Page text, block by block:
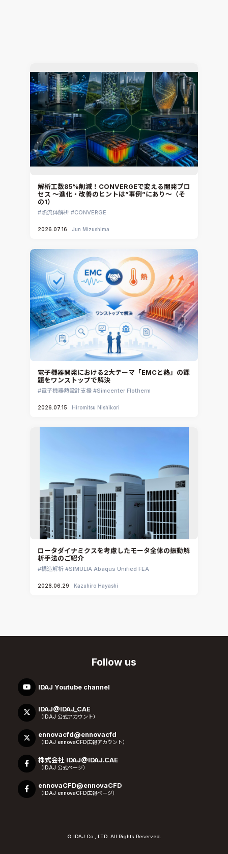
解析工数85%削減！CONVERGEで変える開発プロ
セス ～進化・改善のヒントは”事例”にあり～（そ
の1）
熱流体解析 CONVERGE
2026.07.16 Jun Mizushima
電子機器開発における2大テーマ「EMCと熱」の課
題をワンストップで解決
電子機器熱設計支援 Simcenter Flotherm
2026.07.15 Hiromitsu Nishikori
ロータダイナミクスを考慮したモータ全体の振動解
析手法のご紹介
構造解析 SIMULIA Abaqus Unified FEA
2026.06.29 Kazuhiro Hayashi
Follow us
IDAJ Youtube channel
IDAJ@IDAJ_CAE
（IDAJ 公式アカウント）
ennovacfd@ennovacfd
（IDAJ ennovaCFD広報アカウント）
株式会社 IDAJ@IDAJ.CAE
（IDAJ 公式ページ）
ennovaCFD@ennovaCFD
（IDAJ ennovaCFD広報ページ）
© IDAJ Co., LTD. All Rights Reserved.